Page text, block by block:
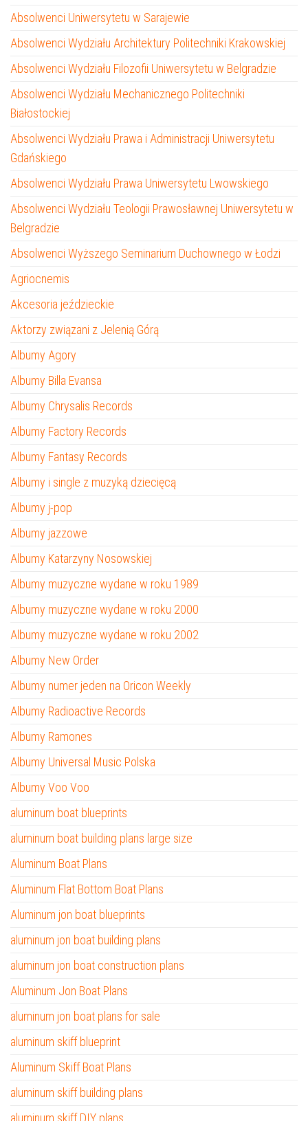
Absolwenci Uniwersytetu w Sarajewie
Absolwenci Wydziału Architektury Politechniki Krakowskiej
Absolwenci Wydziału Filozofii Uniwersytetu w Belgradzie
Absolwenci Wydziału Mechanicznego Politechniki
Białostockiej
Absolwenci Wydziału Prawa i Administracji Uniwersytetu
Gdańskiego
Absolwenci Wydziału Prawa Uniwersytetu Lwowskiego
Absolwenci Wydziału Teologii Prawosławnej Uniwersytetu w
Belgradzie
Absolwenci Wyższego Seminarium Duchownego w Łodzi
Agriocnemis
Akcesoria jeździeckie
Aktorzy związani z Jelenią Górą
Albumy Agory
Albumy Billa Evansa
Albumy Chrysalis Records
Albumy Factory Records
Albumy Fantasy Records
Albumy i single z muzyką dziecięcą
Albumy j-pop
Albumy jazzowe
Albumy Katarzyny Nosowskiej
Albumy muzyczne wydane w roku 1989
Albumy muzyczne wydane w roku 2000
Albumy muzyczne wydane w roku 2002
Albumy New Order
Albumy numer jeden na Oricon Weekly
Albumy Radioactive Records
Albumy Ramones
Albumy Universal Music Polska
Albumy Voo Voo
aluminum boat blueprints
aluminum boat building plans large size
Aluminum Boat Plans
Aluminum Flat Bottom Boat Plans
Aluminum jon boat blueprints
aluminum jon boat building plans
aluminum jon boat construction plans
Aluminum Jon Boat Plans
aluminum jon boat plans for sale
aluminum skiff blueprint
Aluminum Skiff Boat Plans
aluminum skiff building plans
aluminum skiff DIY plans